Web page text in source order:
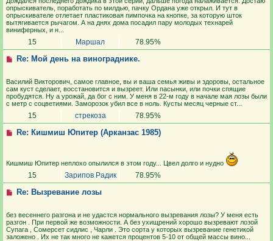
опрыскиватель, поработать по милдью, пачку Ордана уже открыл. И тут в
опрыскивателе отлетает пластиковая пимпочка на кнопке, за которую шток
вытягивается рычагом. А на днях дома посадил пару молодых технарей
виниферных, и н...
15 Маршал 78.95%
Re: Мой день на винограднике.
Василий Викторович, самое главное, вы и ваша семья живы и здоровы, остальное
сам куст сделает, восстановится и вызреет. Или пасынки, или почки спящие
пробудятся. Ну а урожай, да бог с ним. У меня в 22-м году в начале мая лозы были
с метр с соцветиями. Заморозок убил все в ноль. Кусты месяц черные ст...
15 стрекоза 78.95%
Re: Кишмиш Юпитер (Арканзас 1985)
Кишмиш Юпитер неплохо опылился в этом году... Цвел долго и нудно
15 Зарипов Радик 78.95%
Re: Вызревание лозы
без весеннего разгона и не удастся нормального вызревания лозы? У меня есть
разгон . При первой же возможности. А без ухищрений хорошо вызревают лозой
Супага , Сомерсет сидлис , Чарли . Это сорта у которых вызревание генетикой
заложено . Их не так много не кажется процентов 5-10 от общей массы вино...